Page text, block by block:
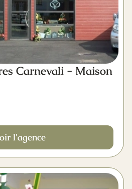
Carnevali - Maison
l'agence